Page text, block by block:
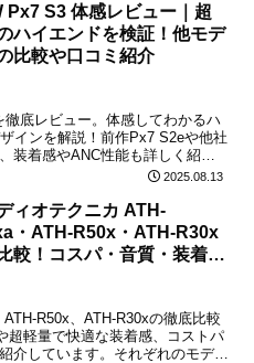
Px7 S3 体感レビュー｜超
ハイエンドを検証！他モデ
比較や口コミ紹介
底レビュー。体感してわかるハ
インを解説！前作Px7 S2eや他社
装着感やANC性能も詳しく紹
2025.08.13
ィオテクニカ ATH-
・ATH-R50x・ATH-R30x
較！コスパ・音質・装着感
R50x、ATH-R30xの徹底比較
超軽量で快適な装着感、コストパ
介しています。それぞれのモデル